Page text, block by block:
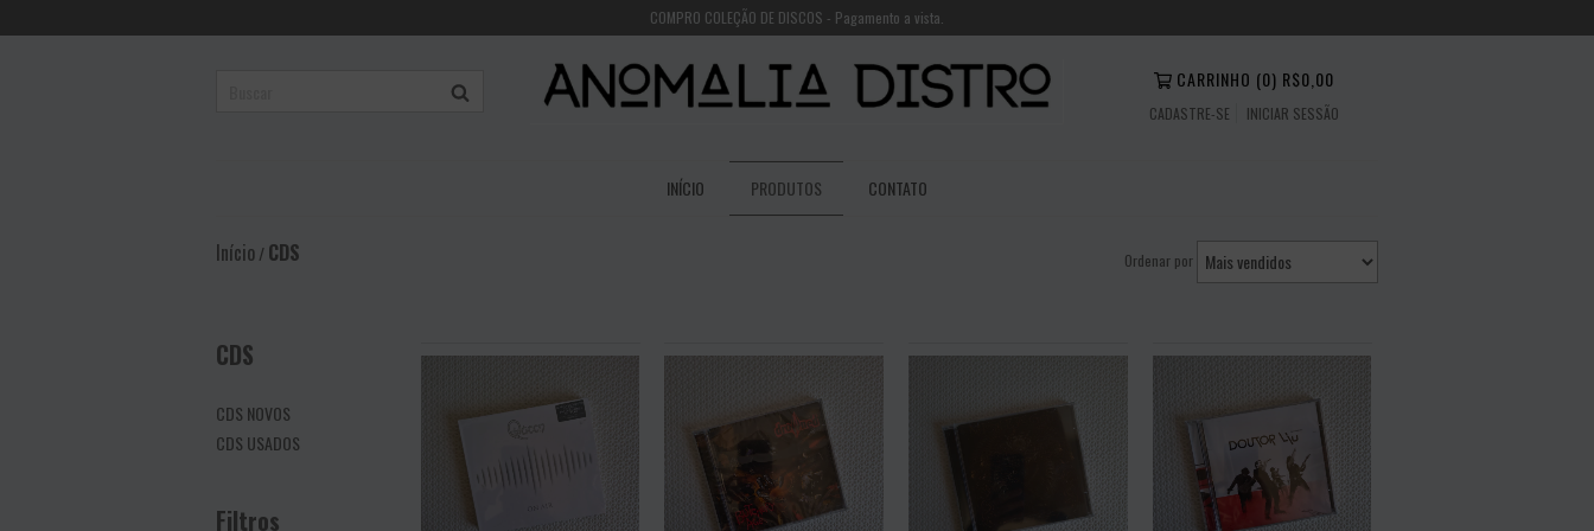
COMPRO COLEÇÃO DE DISCOS - Pagamento a vista.
CARRINHO (0) R$0,00
CADASTRE-SE INICIAR SESSÃO
INÍCIO PRODUTOS CONTATO
Início/CDS Ordenar por
CDS
CDS NOVOS
CDS USADOS
Filtros